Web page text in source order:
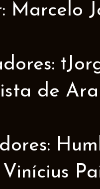
Marcelo
de